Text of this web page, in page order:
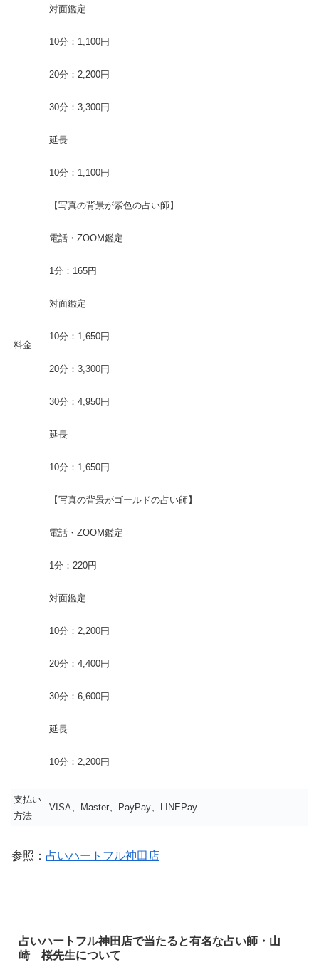
料金
対面鑑定
10分：1,100円
20分：2,200円
30分：3,300円
延長
10分：1,100円
【写真の背景が紫色の占い師】
電話・ZOOM鑑定
1分：165円
対面鑑定
10分：1,650円
20分：3,300円
30分：4,950円
延長
10分：1,650円
【写真の背景がゴールドの占い師】
電話・ZOOM鑑定
1分：220円
対面鑑定
10分：2,200円
20分：4,400円
30分：6,600円
延長
10分：2,200円
支払い
方法
VISA、Master、PayPay、LINEPay
参照： 占いハートフル神田店
占いハートフル神田店で当たると有名な占い師・山
崎 桜先生について